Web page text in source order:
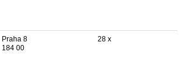
Praha 8
184 00
28 x